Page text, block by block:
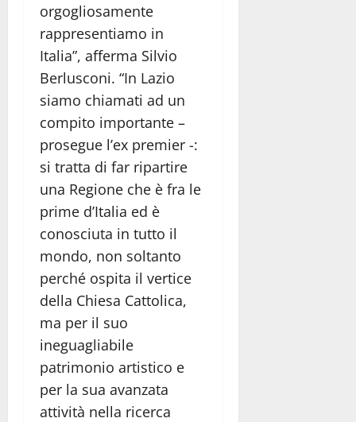
orgogliosamente
rappresentiamo in
Italia”, afferma Silvio
Berlusconi. “In Lazio
siamo chiamati ad un
compito importante –
prosegue l’ex premier -:
si tratta di far ripartire
una Regione che è fra le
prime d’Italia ed è
conosciuta in tutto il
mondo, non soltanto
perché ospita il vertice
della Chiesa Cattolica,
ma per il suo
ineguagliabile
patrimonio artistico e
per la sua avanzata
attività nella ricerca